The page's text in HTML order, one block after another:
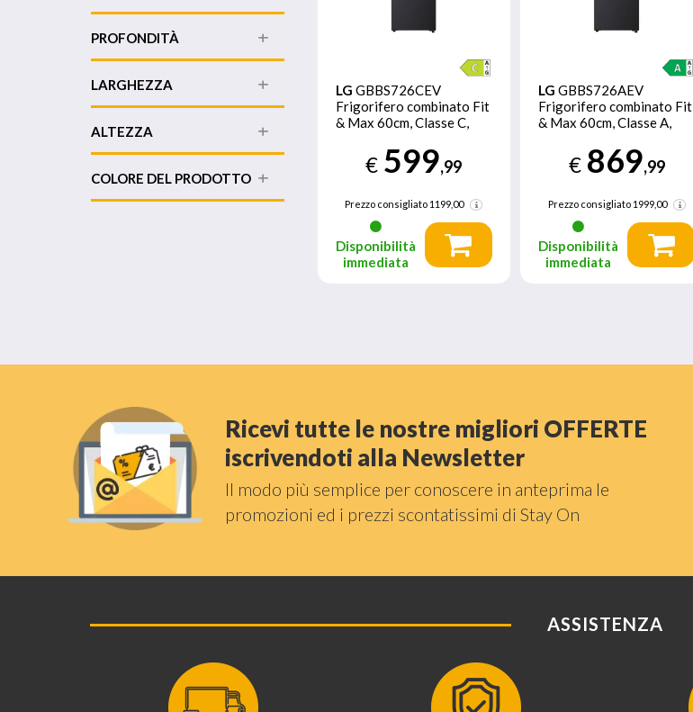
LG GBBS726CEV
Frigorifero combinato Fit
& Max 60cm, Classe C,
€ 599,99
Prezzo consigliato 1199,00
Disponibilità
immediata
LG GBBS726AEV
Frigorifero combinato Fit
& Max 60cm, Classe A,
€ 869,99
Prezzo consigliato1999,00
Disponibilità
immediata
PROFONDITÀ
LARGHEZZA
ALTEZZA
COLORE DEL PRODOTTO
Ricevi tutte le nostre migliori OFFERTE
iscrivendoti alla Newsletter
Il modo più semplice per conoscere in anteprima le
promozioni ed i prezzi scontatissimi di Stay On
ASSISTENZA